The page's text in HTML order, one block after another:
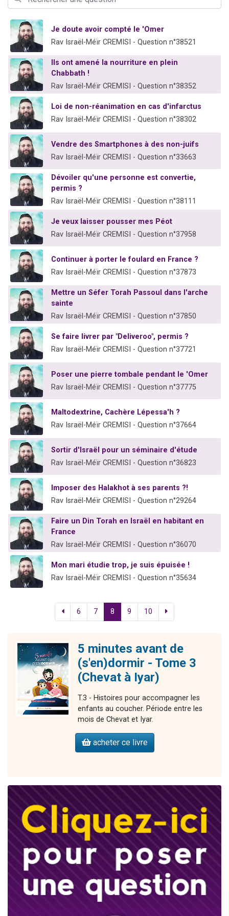
Nouvelle émission radio : Visions de grandeur n°104 : Le Chabbath et le Birkat Hamazone à travers le temps
Ariel vient de donner son Maasser
Il reste 49 places pour étudier en groupe sur Zoom
Eva vient de donner son Maasser
Je doute avoir compté le 'Omer
Rav Israël-Méïr CREMISI - Question n°38521
Ils ont amené la nourriture en plein
Chabbath !
Rav Israël-Méïr CREMISI - Question n°38352
Loi de non-réanimation en cas d'infarctus
Rav Israël-Méïr CREMISI - Question n°38302
Vendre des Smartphones à des non-juifs
Rav Israël-Méïr CREMISI - Question n°33663
Dévoiler qu'une personne est convertie,
permis ?
Rav Israël-Méïr CREMISI - Question n°38111
Je veux laisser pousser mes Péot
Rav Israël-Méïr CREMISI - Question n°37958
Continuer à porter le foulard en France ?
Rav Israël-Méïr CREMISI - Question n°37873
Mettre un Séfer Torah Passoul dans l'arche
sainte
Rav Israël-Méïr CREMISI - Question n°37850
Se faire livrer par "Deliveroo", permis ?
Rav Israël-Méïr CREMISI - Question n°37721
Poser une pierre tombale pendant le 'Omer
Rav Israël-Méïr CREMISI - Question n°37775
Maltodextrine, Cachère Lépessa'h ?
Rav Israël-Méïr CREMISI - Question n°37664
Sortir d'Israël pour un séminaire d'étude
Rav Israël-Méïr CREMISI - Question n°36823
Imposer des Halakhot à ses parents ?!
Rav Israël-Méïr CREMISI - Question n°29264
Faire un Din Torah en Israël en habitant en
France
Rav Israël-Méïr CREMISI - Question n°36070
Mon mari étudie trop, je suis épuisée !
Rav Israël-Méïr CREMISI - Question n°35634
6 7 8 9 10
5 minutes avant de
(s'en)dormir - Tome 3
(Chevat à Iyar)
T.3 - Histoires pour accompagner les
enfants au coucher. Période entre les
mois de Chevat et Iyar.
acheter ce livre